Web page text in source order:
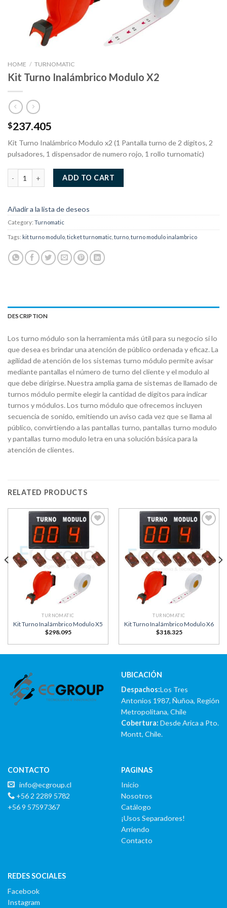
HOME / TURNOMATIC
Kit Turno Inalámbrico Modulo X2
$237.405
Kit Turno Inalámbrico Modulo x2 (1 Pantalla turno de 2 dígitos, 2
pulsadores, 1 dispensador de numero rojo, 1 rollo turnomatic)
Kit Turno Inalámbrico Modulo X2 quantity
ADD TO CART
Añadir a la lista de deseos
Category: Turnomatic
Tags: kit turno modulo ticket turnomatic turno turno modulo inalambrico
DESCRIPTION
Los turno módulo son la herramienta más útil para su negocio si lo
que desea es brindar una atención de público ordenada y eficaz. La
agilidad de atención de los sistemas turno módulo permite avisar
mediante pantallas el número de turno del cliente y el modulo al
que debe dirigirse. Nuestra amplia gama de sistemas de llamado de
turnos módulo permite elegir la cantidad de dígitos para indicar
turnos y módulos. Los turno módulo que ofrecemos incluyen
secuencia de sonido, emitiendo un aviso cada vez que se llama al
público, convirtiendo a las pantallas turno, pantallas turno modulo
y pantallas turno modulo letra en una solución básica para la
atención de clientes.
RELATED PRODUCTS
de
deseos
TURNOMATIC
Kit Turno Inalámbrico Modulo X5
$298.095
de
deseos
TURNOMATIC
Kit Turno Inalámbrico Modulo X6
$318.325
UBICACIÓN
Despachos:Los Tres
Antonios 1987, Ñuñoa, Región
Metropolitana, Chile
Cobertura: Desde Arica a Pto.
Montt, Chile.
CONTACTO
info@ecgroup.cl
+56 2 2289 5782
+56 9 57597367
PAGINAS
Inicio
Nosotros
Catálogo
¡Usos Separadores!
Arriendo
Contacto
REDES SOCIALES
Facebook
Instagram